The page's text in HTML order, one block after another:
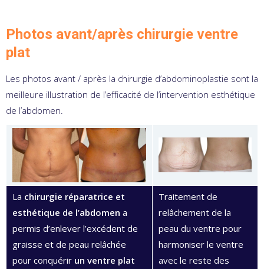
Photos avant/après chirurgie ventre
plat
Les photos avant / après la chirurgie d’abdominoplastie sont la
meilleure illustration de l’efficacité de l’intervention esthétique
de l’abdomen.
La chirurgie réparatrice et
esthétique de l’abdomen a
permis d’enlever l’excédent de
graisse et de peau relâchée
pour conquérir un ventre plat
Traitement de
relâchement de la
peau du ventre pour
harmoniser le ventre
avec le reste des